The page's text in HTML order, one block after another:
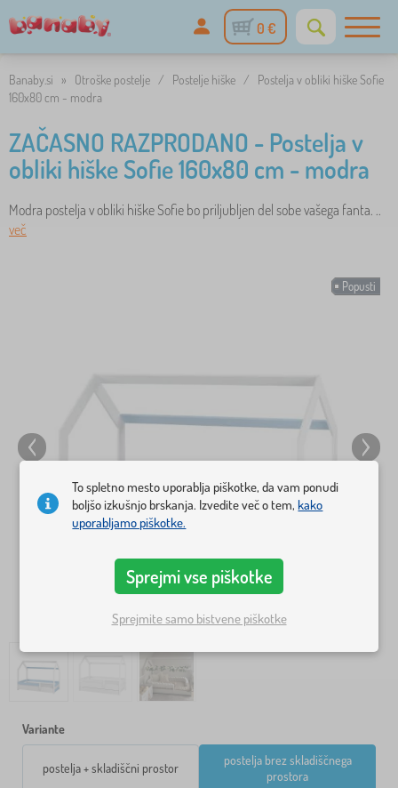
0 €
Banaby.si » Otroške postelje / Postelje hiške /
Postelja v obliki hiške Sofie
160x80 cm - modra
ZAČASNO RAZPRODANO - Postelja v
obliki hiške Sofie 160x80 cm - modra
Modra postelja v obliki hiške Sofie bo priljubljen del sobe vašega fanta. ..
več
Popusti
Variante
postelja + skladiščni prostor
postelja brez skladiščnega
prostora
To spletno mesto uporablja piškotke, da vam ponudi
boljšo izkušnjo brskanja. Izvedite več o tem,kako
uporabljamo piškotke.
Sprejmi vse piškotke
Sprejmite samo bistvene piškotke